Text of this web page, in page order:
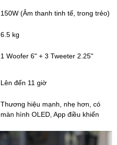
150W (Âm thanh tinh tế, trong trẻo)
6.5 kg
1 Woofer 6" + 3 Tweeter 2.25"
Lên đến 11 giờ
Thương hiệu mạnh, nhẹ hơn, có
màn hình OLED, App điều khiển